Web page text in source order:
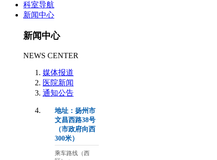
科室导航
新闻中心
新闻中心
NEWS CENTER
媒体报道
医院新闻
通知公告
地址：扬州市
文昌西路38号
（市政府向西
300米）
乘车路线（西